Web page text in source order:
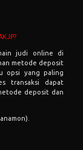
judi online di
metode deposit
opsi yang paling
transaksi dapat
deposit dan